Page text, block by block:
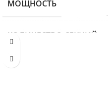
МОЩНОСТЬ
КОЛИЧЕСТВО СЕКЦИЙ